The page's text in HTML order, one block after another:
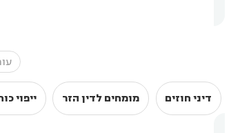
דיני חוזים מומחים לדין הזר ייפוי